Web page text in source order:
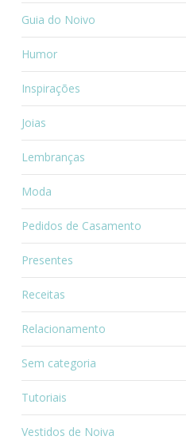
Guia do Noivo
Humor
Inspirações
Joias
Lembranças
Moda
Pedidos de Casamento
Presentes
Receitas
Relacionamento
Sem categoria
Tutoriais
Vestidos de Noiva